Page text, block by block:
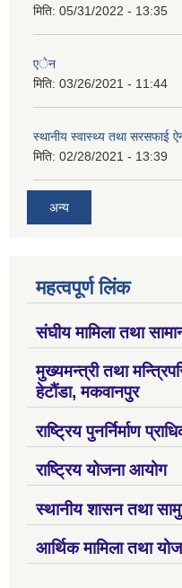
मिति: 05/31/2022 - 13:35
एेन
मिति: 03/26/2021 - 11:44
स्थानीय स्वास्थ्य तथा सरसफाई
मिति: 02/28/2021 - 13:39
अन्य
महत्वपूर्ण लिंक
संघीय मामिला तथा
मुख्यमन्त्री तथा
हेटौंडा, मकवानपुर
राष्ट्रिय पुनर्निर्माण
राष्ट्रिय योजना आयोग
स्थानीय शासन तथा
आर्थिक मामिला तथा